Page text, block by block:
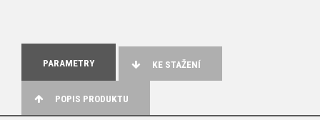
PARAMETRY KE STAŽENÍ
POPIS PRODUKTU